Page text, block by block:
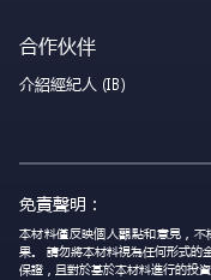
合作伙伴
介紹經紀人 (IB)
免責聲明：
本材料僅反映個人觀點和意見，
果。 請勿將本材料視為任何形式的
保證，且對於基於本材料進行的投